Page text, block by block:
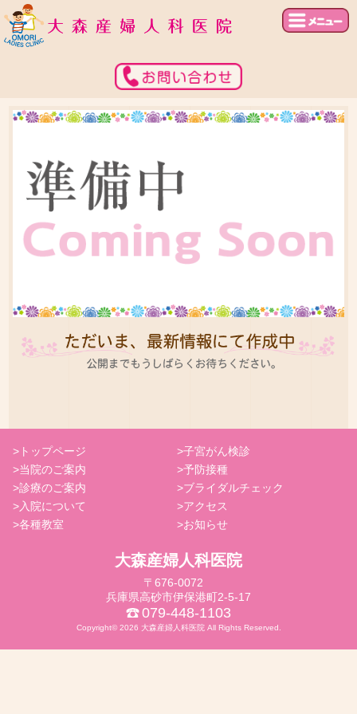
トップページ
当院のご案内
診療のご案内
入院について
各種教室
子宮がん検診
予防接種
ブライダルチェック
アクセス
お知らせ
大森産婦人科医院
〒676-0072
兵庫県高砂市伊保港町2-5-17
079-448-1103
Copyright© 2026 大森産婦人科医院 All Rights Reserved.